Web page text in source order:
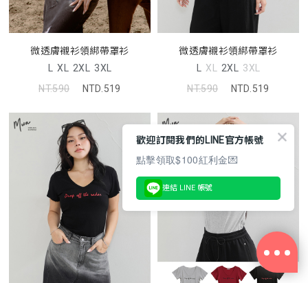
微透膚襯衫領綁帶罩衫
L XL 2XL 3XL
NT.590
NTD.519
微透膚襯衫領綁帶罩衫
L XL 2XL 3XL
NT.590
NTD.519
歡迎訂閱我們的LINE官方帳號
點擊領取$100紅利金💌
連結 LINE 帳號